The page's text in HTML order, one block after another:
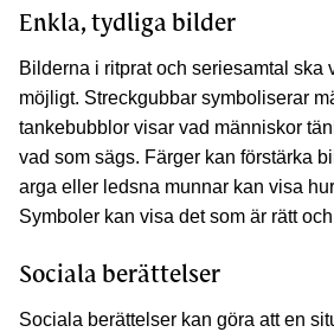
Enkla, tydliga bilder
Bilderna i ritprat och seriesamtal ska
möjligt. Streckgubbar symboliserar
tankebubblor visar vad människor
vad som sägs. Färger kan förstärka
arga eller ledsna munnar kan visa
Symboler kan visa det som är rätt
Sociala berättelser
Sociala berättelser kan göra att en